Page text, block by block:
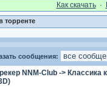
Как cкачать·
торренте
сообщения:
NNM-Club -> Классика